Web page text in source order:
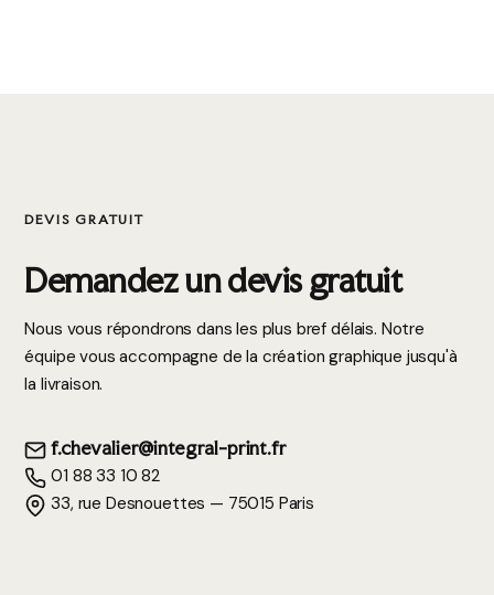
DEVIS GRATUIT
Demandez un devis gratuit
Nous vous répondrons dans les plus bref délais. Notre
équipe vous accompagne de la création graphique jusqu'à
la livraison.
f.chevalier@integral-print.fr
01 88 33 10 82
33, rue Desnouettes — 75015 Paris